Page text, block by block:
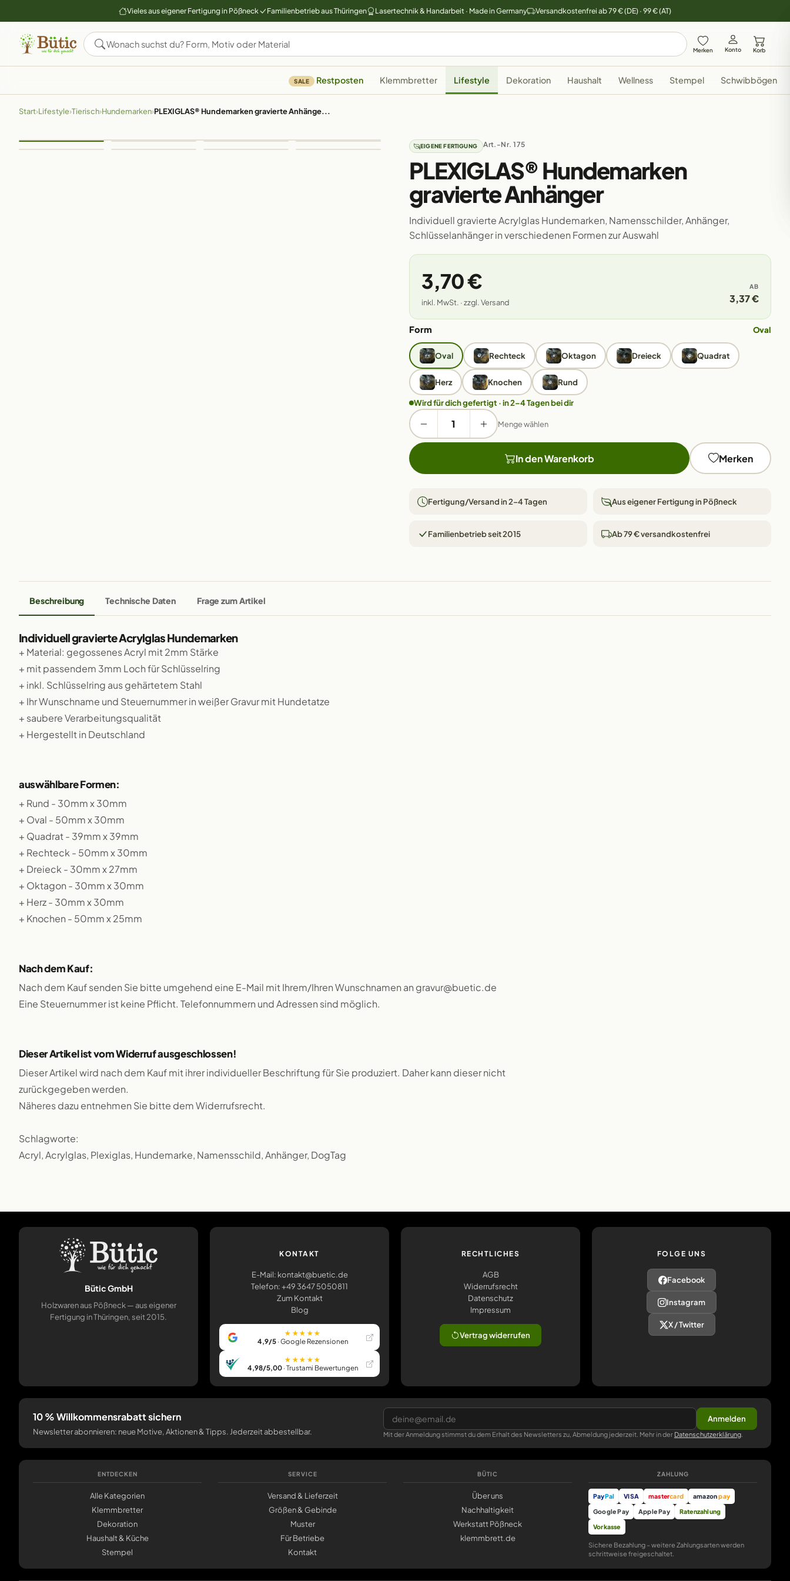
Vieles aus eigener Fertigung in Pößneck Familienbetrieb aus Thüringen Lasertechnik & Handarbeit · Made in Germany Versandkostenfrei ab 79 € (DE) · 99 € (AT)
Merken Konto Korb
SALE Restposten Klemmbretter Lifestyle Dekoration Haushalt Wellness Stempel Schwibbögen
Start›Lifestyle›Tierisch›Hundemarken›PLEXIGLAS® Hundemarken gravierte Anhänge...
EIGENE FERTIGUNG Art.-Nr. 175
PLEXIGLAS® Hundemarken
gravierte Anhänger
Individuell gravierte Acrylglas Hundemarken, Namensschilder, Anhänger,
Schlüsselanhänger in verschiedenen Formen zur Auswahl
3,70 €
inkl. MwSt. · zzgl. Versand
AB
3,37 €
Form Oval
Oval Rechteck Oktagon Dreieck Quadrat
Herz Knochen Rund
Wird für dich gefertigt · in 2–4 Tagen bei dir
Menge wählen
In den Warenkorb Merken
Fertigung/Versand in 2–4 Tagen Aus eigener Fertigung in Pößneck
Familienbetrieb seit 2015 Ab 79 € versandkostenfrei
Beschreibung Technische Daten Frage zum Artikel
Individuell gravierte Acrylglas Hundemarken
+ Material: gegossenes Acryl mit 2mm Stärke
+ mit passendem 3mm Loch für Schlüsselring
+ inkl. Schlüsselring aus gehärtetem Stahl
+ Ihr Wunschname und Steuernummer in weißer Gravur mit Hundetatze
+ saubere Verarbeitungsqualität
+ Hergestellt in Deutschland
auswählbare Formen:
+ Rund - 30mm x 30mm
+ Oval - 50mm x 30mm
+ Quadrat - 39mm x 39mm
+ Rechteck - 50mm x 30mm
+ Dreieck - 30mm x 27mm
+ Oktagon - 30mm x 30mm
+ Herz - 30mm x 30mm
+ Knochen - 50mm x 25mm
Nach dem Kauf:
Nach dem Kauf senden Sie bitte umgehend eine E-Mail mit Ihrem/Ihren Wunschnamen an gravur@buetic.de
Eine Steuernummer ist keine Pflicht. Telefonnummern und Adressen sind möglich.
Dieser Artikel ist vom Widerruf ausgeschlossen!
Dieser Artikel wird nach dem Kauf mit ihrer individueller Beschriftung für Sie produziert. Daher kann dieser nicht
zurückgegeben werden.
Näheres dazu entnehmen Sie bitte dem Widerrufsrecht.
Schlagworte:
Acryl, Acrylglas, Plexiglas, Hundemarke, Namensschild, Anhänger, DogTag
Bütic GmbH
Holzwaren aus Pößneck — aus eigener
Fertigung in Thüringen, seit 2015.
KONTAKT
E-Mail: kontakt@buetic.de
Telefon: +49 3647 5050811
Zum Kontakt
Blog
★★★★★
4,9/5 · Google Rezensionen
★★★★★
4,98/5,00 · Trustami Bewertungen
RECHTLICHES
AGB
Widerrufsrecht
Datenschutz
Impressum
Vertrag widerrufen
FOLGE UNS
Facebook
Instagram
X / Twitter
10 % Willkommensrabatt sichern
Newsletter abonnieren: neue Motive, Aktionen & Tipps. Jederzeit abbestellbar.
Anmelden
Mit der Anmeldung stimmst du dem Erhalt des Newsletters zu, Abmeldung jederzeit. Mehr in der Datenschutzerklärung
ENTDECKEN
Alle Kategorien
Klemmbretter
Dekoration
Haushalt & Küche
Stempel
SERVICE
Versand & Lieferzeit
Größen & Gebinde
Muster
Für Betriebe
Kontakt
BÜTIC
Über uns
Nachhaltigkeit
Werkstatt Pößneck
klemmbrett.de
ZAHLUNG
PayPal VISA mastercard amazonpay
Google Pay
Apple Pay
Ratenzahlung
Vorkasse
Sichere Bezahlung – weitere Zahlungsarten werden
schrittweise freigeschaltet.